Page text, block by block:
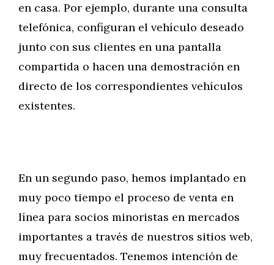
en casa. Por ejemplo, durante una consulta
telefónica, configuran el vehículo deseado
junto con sus clientes en una pantalla
compartida o hacen una demostración en
directo de los correspondientes vehículos
existentes.
En un segundo paso, hemos implantado en
muy poco tiempo el proceso de venta en
línea para socios minoristas en mercados
importantes a través de nuestros sitios web,
muy frecuentados. Tenemos intención de